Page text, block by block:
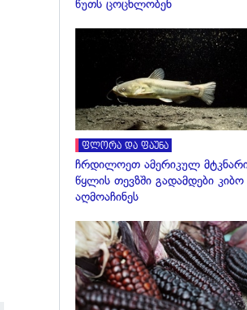
წუთს ცოცხლობენ
ფლორა და ფაუნა
ჩრდილოეთ ამერიკულ
წყლის თევზში გადამდები კიბო
აღმოაჩინეს